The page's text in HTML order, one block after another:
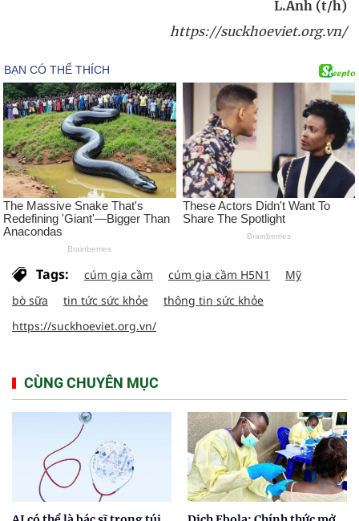
L.Anh (t/h)
https://suckhoeviet.org.vn/
Tags: cúm gia cầm cúm gia cầm H5N1
Mỹ
bò sữa
tin tức sức khỏe
thông tin sức khỏe
https://suckhoeviet.org.vn/
CÙNG CHUYÊN MỤC